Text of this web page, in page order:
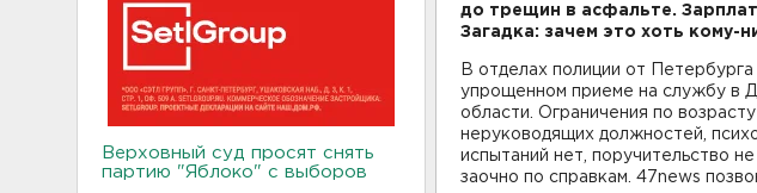
Верховный суд просят снять
партию "Яблоко" с выборов
до трещин в асфальте.
Загадка: зачем это хоть
В отделах полиции от
упрощенном приеме на службу в
области. Ограничения по
неруководящих должностей,
испытаний нет, поручительство
заочно по справкам. 47news